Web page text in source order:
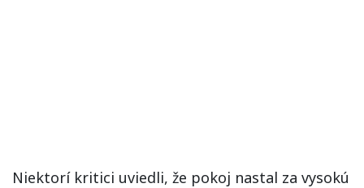
Niektorí kritici uviedli, že pokoj nastal za vysokú